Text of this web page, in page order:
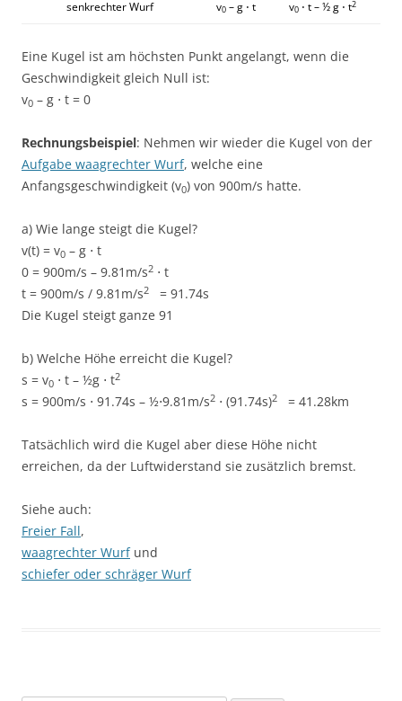
senkrechter Wurf v0– g ⋅ t v0 ⋅ t – ½ g ⋅ t2
Eine Kugel ist am höchsten Punkt angelangt, wenn die
Geschwindigkeit gleich Null ist:
v0 – g ⋅ t = 0
Rechnungsbeispiel: Nehmen wir wieder die Kugel von der
Aufgabe waagrechter Wurf, welche eine
Anfangsgeschwindigkeit (v0) von 900m/s hatte.
a) Wie lange steigt die Kugel?
v(t) = v0 – g ⋅ t
0 = 900m/s – 9.81m/s2 ⋅ t
t = 900m/s / 9.81m/s2
= 91.74s
Die Kugel steigt ganze 91
b) Welche Höhe erreicht die Kugel?
s = v0 ⋅ t – ½g ⋅ t2
s = 900m/s ⋅ 91.74s – ½⋅9.81m/s2 ⋅ (91.74s)2 = 41.28km
Tatsächlich wird die Kugel aber diese Höhe nicht
erreichen, da der Luftwiderstand sie zusätzlich bremst.
Siehe auch:
Freier Fall,
waagrechter Wurfund
schiefer oder schräger Wurf